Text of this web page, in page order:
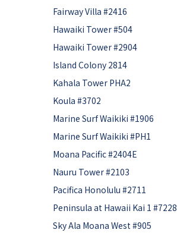
Fairway Villa #2416
Hawaiki Tower #504
Hawaiki Tower #2904
Island Colony 2814
Kahala Tower PHA2
Koula #3702
Marine Surf Waikiki #1906
Marine Surf Waikiki #PH1
Moana Pacific #2404E
Nauru Tower #2103
Pacifica Honolulu #2711
Peninsula at Hawaii Kai 1 #7228
Sky Ala Moana West #905